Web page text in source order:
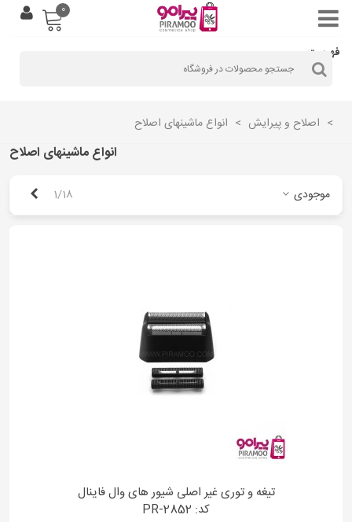
فهرست
0
> اصلاح و پیرایش > انواع ماشینهای اصلاح
انواع ماشینهای اصلاح
موجودی 1/18
تیغه و توری غیر اصلی شیور های وال فاینال
کد: PR-2852